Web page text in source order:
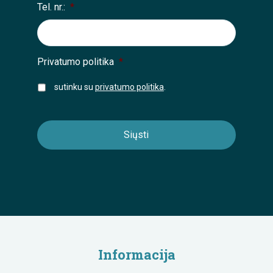
Tel. nr.: *
Privatumo politika *
sutinku su privatumo politika
Informacija